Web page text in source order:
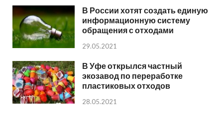
В России хотят создать единую
информационную систему
обращения с отходами
29.05.2021
В Уфе открылся частный
экозавод по переработке
пластиковых отходов
28.05.2021